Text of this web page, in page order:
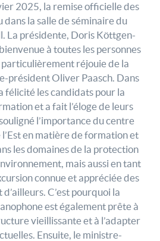
2025, la remise officielle des
dans la salle de séminaire du
La présidente, Doris Köttgen-
à toutes les personnes
particulièrement réjouie de la
président Oliver Paasch. Dans
félicité les candidats pour la
et a fait l’éloge de leurs
l’importance du centre
en matière de formation et
les domaines de la protection
mais aussi en tant
connue et appréciée des
C’est pourquoi la
est également prête à
vieillissante et à l’adapter
Ensuite, le ministre-